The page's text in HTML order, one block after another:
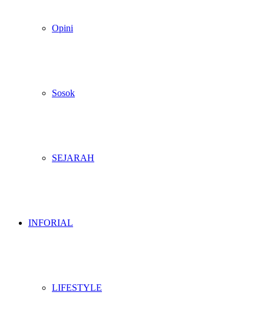
Opini
Sosok
SEJARAH
INFORIAL
LIFESTYLE